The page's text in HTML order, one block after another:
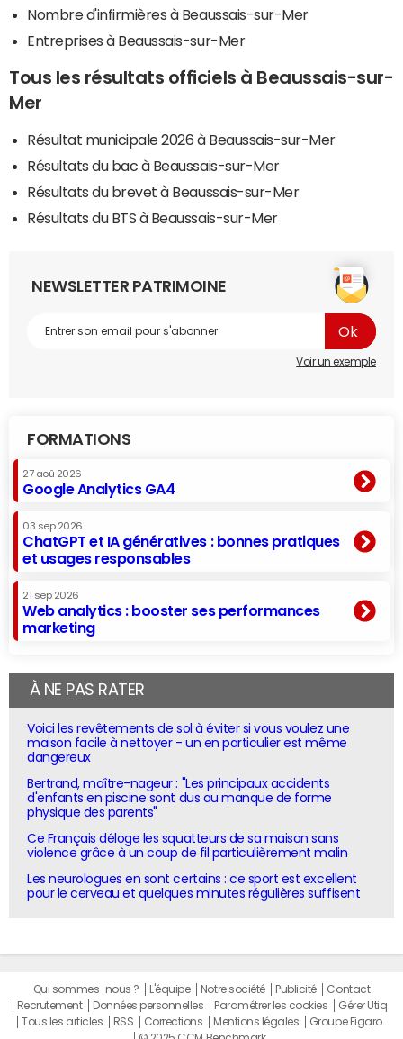
Nombre d'infirmières à Beaussais-sur-Mer
Entreprises à Beaussais-sur-Mer
Tous les résultats officiels à Beaussais-sur-
Mer
Résultat municipale 2026 à Beaussais-sur-Mer
Résultats du bac à Beaussais-sur-Mer
Résultats du brevet à Beaussais-sur-Mer
Résultats du BTS à Beaussais-sur-Mer
NEWSLETTER PATRIMOINE
Voir un exemple
FORMATIONS
27 aoû 2026
Google Analytics GA4
03 sep 2026
ChatGPT et IA génératives : bonnes pratiques
et usages responsables
21 sep 2026
Web analytics : booster ses performances
marketing
À NE PAS RATER
Voici les revêtements de sol à éviter si vous voulez une
maison facile à nettoyer - un en particulier est même
dangereux
Bertrand, maître-nageur : "Les principaux accidents
d'enfants en piscine sont dus au manque de forme
physique des parents"
Ce Français déloge les squatteurs de sa maison sans
violence grâce à un coup de fil particulièrement malin
Les neurologues en sont certains : ce sport est excellent
pour le cerveau et quelques minutes régulières suffisent
Qui sommes-nous ? L'équipe Notre société Publicité
Contact
Recrutement
Données personnelles Paramétrer les cookies
Gérer Utiq
Tous les articles
RSS Corrections Mentions légales
Groupe Figaro